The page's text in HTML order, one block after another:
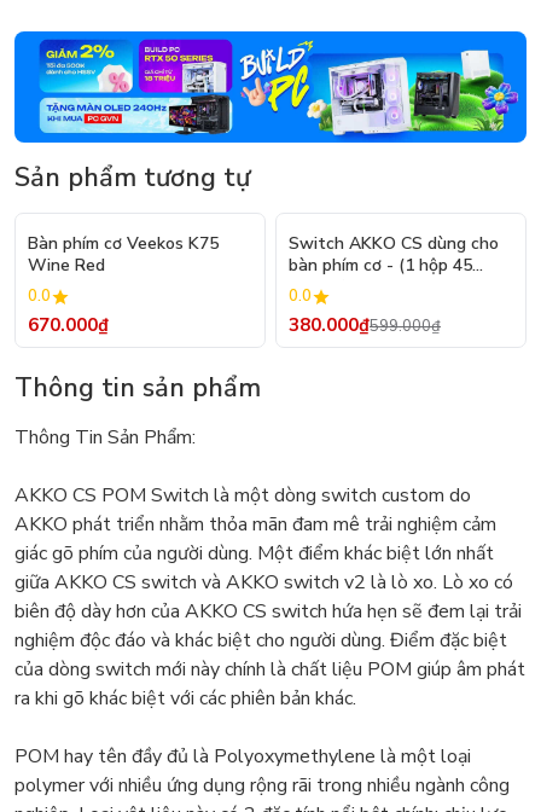
Sản phẩm tương tự
Bàn phím cơ Veekos K75
Wine Red
0.0
670.000₫
- 37%
Switch AKKO CS dùng cho
bàn phím cơ - (1 hộp 45
switch)
0.0
380.000₫599.000₫
Thông tin sản phẩm
Thông Tin Sản Phẩm:
AKKO CS POM Switch là một dòng switch custom do
AKKO phát triển nhằm thỏa mãn đam mê trải nghiệm cảm
giác gõ phím của người dùng. Một điểm khác biệt lớn nhất
giữa AKKO CS switch và AKKO switch v2 là lò xo. Lò xo có
biên độ dày hơn của AKKO CS switch hứa hẹn sẽ đem lại trải
nghiệm độc đáo và khác biệt cho người dùng. Điểm đặc biệt
của dòng switch mới này chính là chất liệu POM giúp âm phát
ra khi gõ khác biệt với các phiên bản khác.
POM hay tên đầy đủ là Polyoxymethylene là một loại
polymer với nhiều ứng dụng rộng rãi trong nhiều ngành công